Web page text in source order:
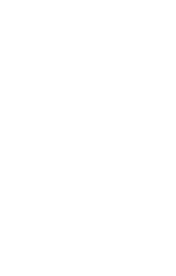
Mascara